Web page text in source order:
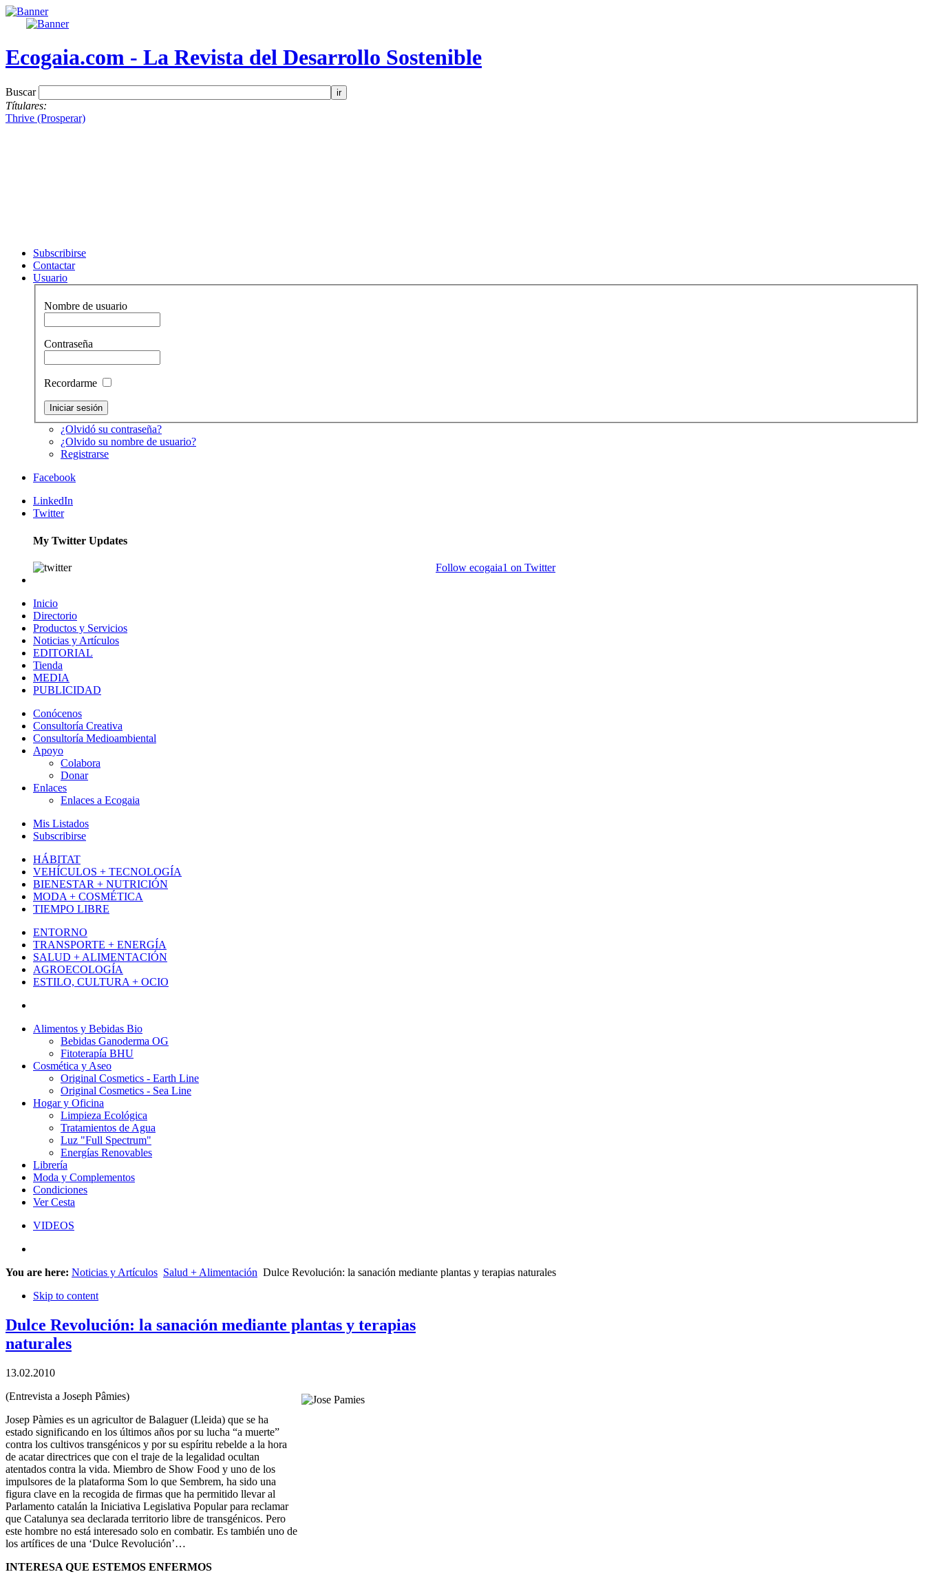
Ecogaia.com - La Revista del Desarrollo Sostenible
Buscar
Títulares:
Thrive (Prosperar)
Subscribirse
Contactar
Usuario
Nombre de usuario
Contraseña
Recordarme
¿Olvidó su contraseña?
¿Olvido su nombre de usuario?
Registrarse
Facebook
LinkedIn
Twitter
My Twitter Updates
Follow ecogaia1 on Twitter
Inicio
Directorio
Productos y Servicios
Noticias y Artículos
EDITORIAL
Tienda
MEDIA
PUBLICIDAD
Conócenos
Consultoría Creativa
Consultoría Medioambiental
Apoyo
Colabora
Donar
Enlaces
Enlaces a Ecogaia
Mis Listados
Subscribirse
HÁBITAT
VEHÍCULOS + TECNOLOGÍA
BIENESTAR + NUTRICIÓN
MODA + COSMÉTICA
TIEMPO LIBRE
ENTORNO
TRANSPORTE + ENERGÍA
SALUD + ALIMENTACIÓN
AGROECOLOGÍA
ESTILO, CULTURA + OCIO
Alimentos y Bebidas Bio
Bebidas Ganoderma OG
Fitoterapía BHU
Cosmética y Aseo
Original Cosmetics - Earth Line
Original Cosmetics - Sea Line
Hogar y Oficina
Limpieza Ecológica
Tratamientos de Agua
Luz "Full Spectrum"
Energías Renovables
Librería
Moda y Complementos
Condiciones
Ver Cesta
VIDEOS
You are here: Noticias y Artículos Salud + Alimentación Dulce Revolución: la sanación mediante plantas y terapias naturales
Skip to content
Dulce Revolución: la sanación mediante plantas y terapias
naturales
13.02.2010
(Entrevista a Joseph Pâmies)
Josep Pàmies es un agricultor de Balaguer (Lleida) que se ha
estado significando en los últimos años por su lucha “a muerte”
contra los cultivos transgénicos y por su espíritu rebelde a la hora
de acatar directrices que con el traje de la legalidad ocultan
atentados contra la vida. Miembro de Show Food y uno de los
impulsores de la plataforma Som lo que Sembrem, ha sido una
figura clave en la recogida de firmas que ha permitido llevar al
Parlamento catalán la Iniciativa Legislativa Popular para reclamar
que Catalunya sea declarada territorio libre de transgénicos. Pero
este hombre no está interesado solo en combatir. Es también uno de
los artífices de una ‘Dulce Revolución’…
INTERESA QUE ESTEMOS ENFERMOS